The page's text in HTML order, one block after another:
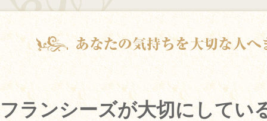
フランシーズが大切にしてい